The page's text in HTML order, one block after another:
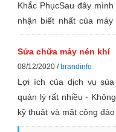
Khắc PhụcSau đây
nhận biết nhất của
loại trừ những trường
quan sát bằng
Sửa chữa máy nén khí
08/12/2020 / brandinfo
Lợi ích của dịch vụ
quản lý rất nhiều -
kỹ thuật và mât công
đi tìm mua các phụ tùng